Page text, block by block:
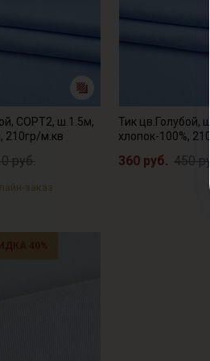
СОРТ2, ш.1.5м,
210гр/м.кв
руб.
заказ
Тик цв.Голубой,
хлопок-100%,
360 руб. 450